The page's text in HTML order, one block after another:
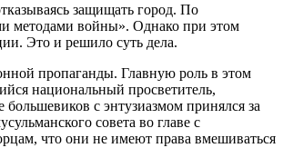
защищать город. По
методами войны». Однако при этом
Это и решило суть дела.
пропаганды. Главную роль в этом
национальный просветитель,
с энтузиазмом принялся за
совета во главе с
что они не имеют права вмешиваться